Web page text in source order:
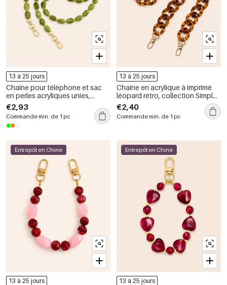
13 à 25 jours
Chaîne pour téléphone et sac
en perles acryliques unies,
dégradées et de couleur unie et
décontractée, collection Simple
Series.
€2,93
Commande min. de 1 pc
13 à 25 jours
Chaîne en acrylique à imprimé
léopard rétro, collection Simple
Series, pour téléphone et sac.
€2,40
Commande min. de 1 pc
Entrepôt en Chine
13 à 25 jours
Entrepôt en Chine
13 à 25 jours